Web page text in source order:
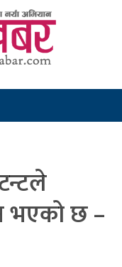
भएको छ –